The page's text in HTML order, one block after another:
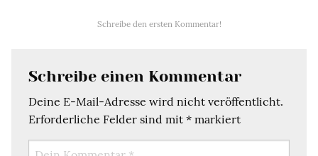
Schreibe den ersten Kommentar!
Schreibe einen Kommentar
Deine E-Mail-Adresse wird nicht veröffentlicht.
Erforderliche Felder sind mit * markiert